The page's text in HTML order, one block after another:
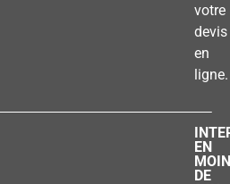
votre
devis
en
ligne.
EN
DE